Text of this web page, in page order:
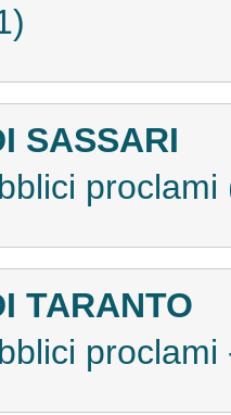
SASSARI
TARANTO